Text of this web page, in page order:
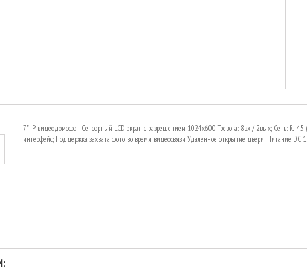
7" IP видеодомофон. Cенсорный LCD экран с разрешением 1024x600. Тревога: 8вх / 2вых; Сеть:
интерфейс; Поддержка захвата фото во время видеосвязи. Удаленное открытие двери; Питание